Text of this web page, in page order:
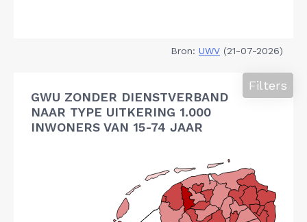
Bron: UWV (21-07-2026)
GWU ZONDER DIENSTVERBAND
NAAR TYPE UITKERING 1.000
INWONERS VAN 15-74 JAAR
Filters